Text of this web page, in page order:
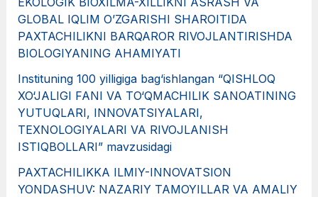
GLOBAL IQLIM O’ZGARISHI SHAROITIDA
PAXTACHILIKNI BARQAROR RIVOJLANTIRISHDA
BIOLOGIYANING AHAMIYATI
Instituning 100 yilligiga bag‘ishlangan “QISHLOQ
XO‘JALIGI FANI VA TO‘QMACHILIK SANOATINING
YUTUQLARI, INNOVATSIYALARI,
TEXNOLOGIYALARI VA RIVOJLANISH
ISTIQBOLLARI” mavzusidagi
PAXTACHILIKKA ILMIY-INNOVATSION
YONDASHUV: NAZARIY TAMOYILLAR VA AMALIY